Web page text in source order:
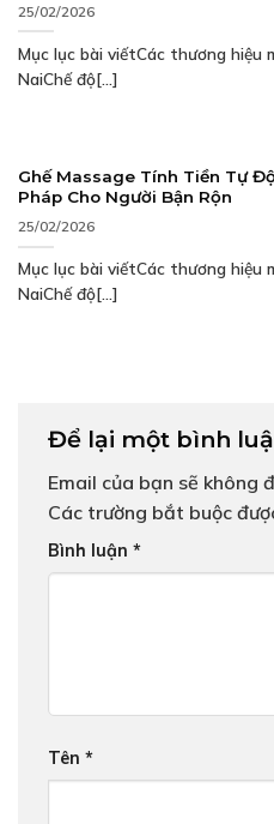
25/02/2026
Mục lục bài viếtCác thương
NaiChế độ[...]
Ghế Massage Tính Tiền Tự
Pháp Cho Người Bận Rộn
25/02/2026
Mục lục bài viếtCác thương
NaiChế độ[...]
Để lại một bình
Email của bạn sẽ không
Các trường bắt buộc
Bình luận *
Tên *